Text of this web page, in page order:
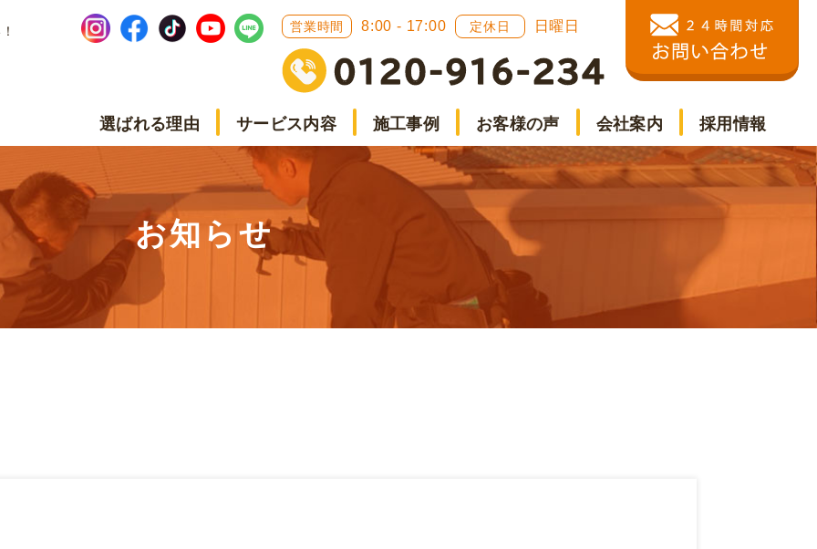
営業時間 8:00 - 17:00 定休日 日曜日
選ばれる理由 サービス内容 施工事例 お客様の声 会社案内 採用情報
お知らせ